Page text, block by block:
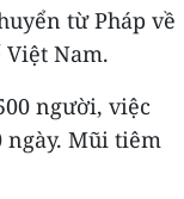
từ Pháp về
Việt Nam.
người, việc
ngày. Mũi tiêm